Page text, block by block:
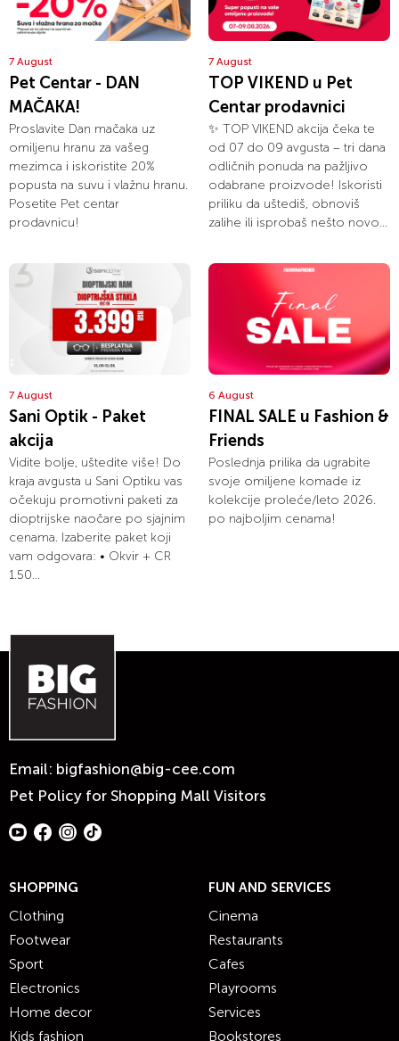
7 August
Pet Centar - DAN
MAČAKA!
Proslavite Dan mačaka uz
omiljenu hranu za vašeg
mezimca i iskoristite 20%
popusta na suvu i vlažnu hranu.
Posetite Pet centar
prodavnicu!
7 August
TOP VIKEND u Pet
Centar prodavnici
✨ TOP VIKEND akcija čeka te
od 07 do 09 avgusta – tri dana
odličnih ponuda na pažljivo
odabrane proizvode! Iskoristi
priliku da uštediš, obnoviš
zalihe ili isprobaš nešto novo...
7 August
Sani Optik - Paket
akcija
Vidite bolje, uštedite više! Do
kraja avgusta u Sani Optiku vas
očekuju promotivni paketi za
dioptrijske naočare po sjajnim
cenama. Izaberite paket koji
vam odgovara: • Okvir + CR
1.50...
6 August
FINAL SALE u Fashion &
Friends
Poslednja prilika da ugrabite
svoje omiljene komade iz
kolekcije proleće/leto 2026.
po najboljim cenama!
Email: bigfashion@big-cee.com
Pet Policy for Shopping Mall Visitors
SHOPPING
Clothing
Footwear
Sport
Electronics
Home decor
Kids fashion
FUN AND SERVICES
Cinema
Restaurants
Cafes
Playrooms
Services
Bookstores